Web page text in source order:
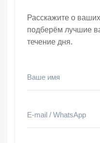
Расскажите о
подберём лучшие
течение дня.